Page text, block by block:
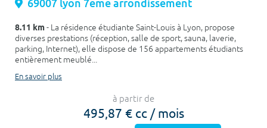
69007 lyon 7eme arrondissement
8.11 km- La résidence étudiante Saint-Louis à Lyon, propose
diverses prestations (réception, salle de sport, sauna, laverie,
parking, Internet), elle dispose de 156 appartements étudiants
entièrement meublé...
En savoir plus
à partir de
495,87 € cc / mois